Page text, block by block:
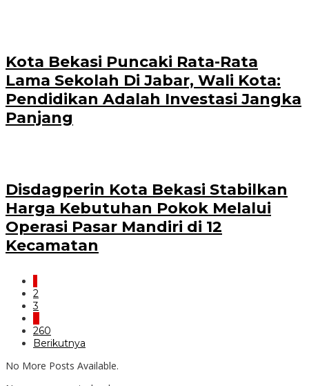
Kota Bekasi Puncaki Rata-Rata
Lama Sekolah Di Jabar, Wali Kota:
Pendidikan Adalah Investasi Jangka
Panjang
Disdagperin Kota Bekasi Stabilkan
Harga Kebutuhan Pokok Melalui
Operasi Pasar Mandiri di 12
Kecamatan
2
3
260
Berikutnya
No More Posts Available.